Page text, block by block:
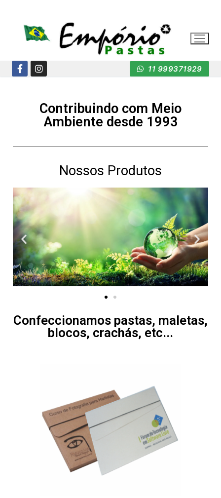
11 999371929
Contribuindo com Meio
Ambiente desde 1993
Nossos Produtos
Confeccionamos pastas, maletas,
blocos, crachás, etc...